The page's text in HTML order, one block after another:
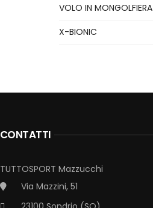
VOLO IN MONGOLFIERA
X-BIONIC
CONTATTI
TUTTOSPORT Mazzucchi
Via Mazzini, 51